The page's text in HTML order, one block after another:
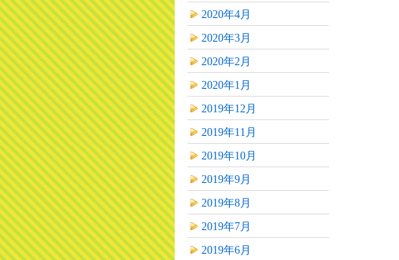
2020年4月
2020年3月
2020年2月
2020年1月
2019年12月
2019年11月
2019年10月
2019年9月
2019年8月
2019年7月
2019年6月